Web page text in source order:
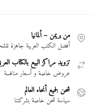
من بريمن – ألمانيا
أفضل الكتب العربية جاهزة
تزويد مراكز البيع بالكتاب
عروض خاصة و أسعار منافسة
شحن لجميع أنحاء العالم
سياسة شحن خاصة بشركتنا